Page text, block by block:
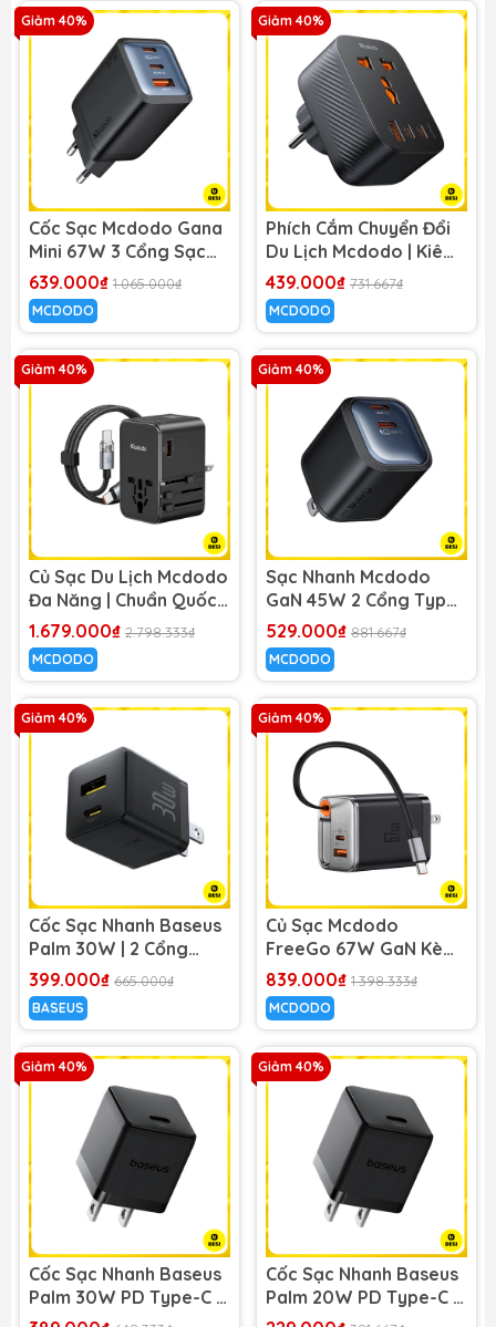
Giảm 40%
Cốc Sạc Mcdodo Gana
Mini 67W 3 Cổng Sạc
Nhanh | Công Nghệ GaN
Siêu Nhỏ Gọn, 2 Cổng
Type-C & 1 USB
639.000₫ 1.065.000₫
MCDODO
Giảm 40%
Phích Cắm Chuyển Đổi
Du Lịch Mcdodo | Kiêm
Sạc 20W, 3 Cổng (1
USB & 2 Type-C)
439.000₫ 731.667₫
MCDODO
Giảm 40%
Củ Sạc Du Lịch Mcdodo
Đa Năng | Chuẩn Quốc
Tế, Nhiều Cổng Sạc
Nhanh, Kèm Cáp
1.679.000₫ 2.798.333₫
MCDODO
Giảm 40%
Sạc Nhanh Mcdodo
GaN 45W 2 Cổng Type
C, Sạc Nhanh PD, Điện
Thoại, Siêu Nhỏ Gọn
529.000₫ 881.667₫
MCDODO
Giảm 40%
Cốc Sạc Nhanh Baseus
Palm 30W | 2 Cổng
Type-C & USB, Siêu
Nhỏ Gọn
399.000₫ 665.000₫
BASEUS
Giảm 40%
Củ Sạc Mcdodo
FreeGo 67W GaN Kèm
Cáp Rút | 3 Cổng Sạc
Nhanh Laptop & Điện
Thoại
839.000₫ 1.398.333₫
MCDODO
Giảm 40%
Cốc Sạc Nhanh Baseus
Palm 30W PD Type-C |
Thiết Kế Mini Siêu Nhỏ
Giảm 40%
Cốc Sạc Nhanh Baseus
Palm 20W PD Type-C |
Thiết Kế Mini Siêu Nhỏ